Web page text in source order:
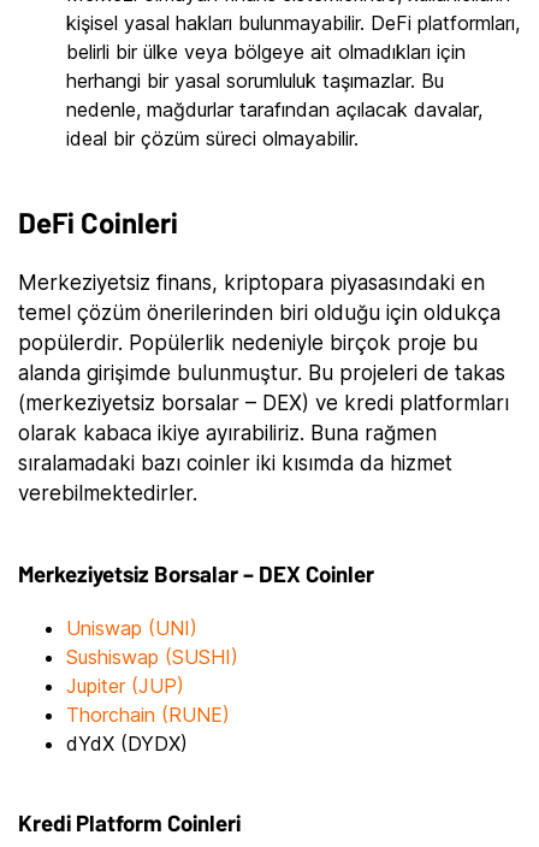
kişisel yasal hakları bulunmayabilir. DeFi platformları,
belirli bir ülke veya bölgeye ait olmadıkları için
herhangi bir yasal sorumluluk taşımazlar. Bu
nedenle, mağdurlar tarafından açılacak davalar,
ideal bir çözüm süreci olmayabilir.
DeFi Coinleri
Merkeziyetsiz finans, kriptopara piyasasındaki en
temel çözüm önerilerinden biri olduğu için oldukça
popülerdir. Popülerlik nedeniyle birçok proje bu
alanda girişimde bulunmuştur. Bu projeleri de takas
(merkeziyetsiz borsalar – DEX) ve kredi platformları
olarak kabaca ikiye ayırabiliriz. Buna rağmen
sıralamadaki bazı coinler iki kısımda da hizmet
verebilmektedirler.
Merkeziyetsiz Borsalar – DEX Coinler
Uniswap (UNI)
Sushiswap (SUSHI)
Jupiter (JUP)
Thorchain (RUNE)
dYdX (DYDX)
Kredi Platform Coinleri